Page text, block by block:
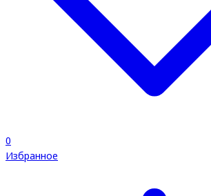
0
Избранное